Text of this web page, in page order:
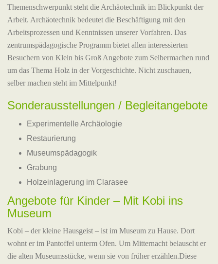
Themenschwerpunkt steht die Archäotechnik im Blickpunkt der
Arbeit. Archäotechnik bedeutet die Beschäftigung mit den
Arbeitsprozessen und Kenntnissen unserer Vorfahren. Das
zentrumspädagogische Programm bietet allen interessierten
Besuchern von Klein bis Groß Angebote zum Selbermachen rund
um das Thema Holz in der Vorgeschichte. Nicht zuschauen,
selber machen steht im Mittelpunkt!
Sonderausstellungen / Begleitangebote
Experimentelle Archäologie
Restaurierung
Museumspädagogik
Grabung
Holzeinlagerung im Clarasee
Angebote für Kinder – Mit Kobi ins
Museum
Kobi – der kleine Hausgeist – ist im Museum zu Hause. Dort
wohnt er im Pantoffel unterm Ofen. Um Mitternacht belauscht er
die alten Museumsstücke, wenn sie von früher erzählen.Diese